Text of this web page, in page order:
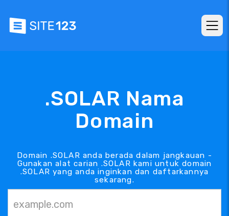
.SOLAR Nama
Domain
Domain .SOLAR anda berada dalam jangkauan -
Gunakan alat carian .SOLAR kami untuk domain
.SOLAR yang anda inginkan dan daftarkannya
sekarang.